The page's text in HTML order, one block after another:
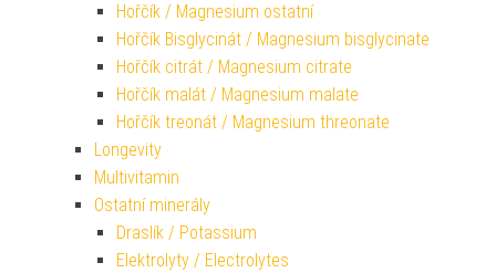
Hořčík / Magnesium ostatní
Hořčík Bisglycinát / Magnesium bisglycinate
Hořčík citrát / Magnesium citrate
Hořčík malát / Magnesium malate
Hořčík treonát / Magnesium threonate
Longevity
Multivitamin
Ostatní minerály
Draslík / Potassium
Elektrolyty / Electrolytes